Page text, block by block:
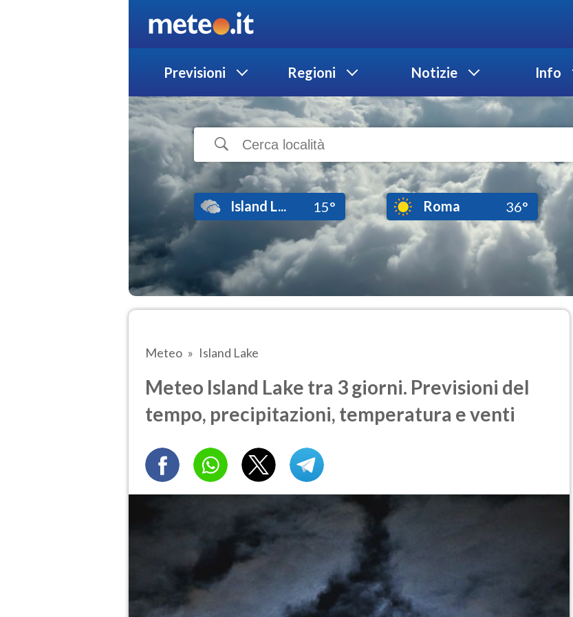
Previsioni Regioni Notizie Info
Island L... 15° Roma 36°
Meteo Island Lake
Meteo Island Lake tra 3 giorni. Previsioni del
tempo, precipitazioni, temperatura e venti